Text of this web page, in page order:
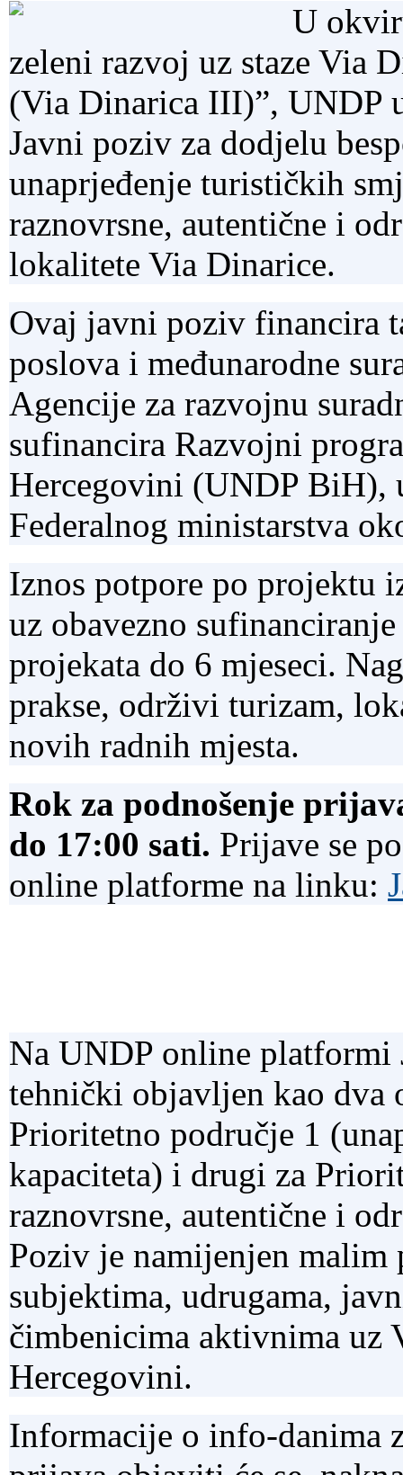
U
zeleni razvoj uz staze Via
(Via Dinarica III)”, UNDP
Javni poziv za dodjelu
unaprjeđenje turističkih
raznovrsne, autentične i
lokalitete Via Dinarice.
Ovaj javni poziv financira
poslova i međunarodne
Agencije za razvojnu
sufinancira Razvojni
Hercegovini (UNDP BiH),
Federalnog ministarstva
Iznos potpore po projektu
uz obavezno
projekata do 6 mjeseci.
prakse, održivi turizam,
novih radnih mjesta.
Rok za podnošenje
do 17:00 sati. Prijave se
online platforme na linku:
Na UNDP online
tehnički objavljen kao dva
Prioritetno područje 1
kapaciteta) i drugi za
raznovrsne, autentične i
Poziv je namijenjen
subjektima, udrugama,
čimbenicima aktivnima uz
Hercegovini.
Informacije o info-danima